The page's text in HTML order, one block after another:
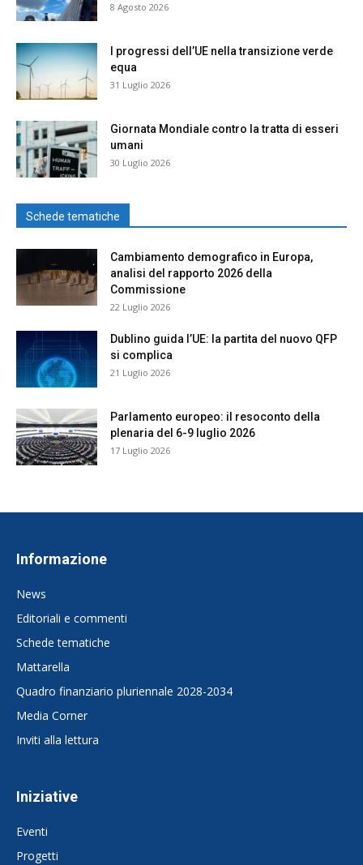
8 Agosto 2026
I progressi dell’UE nella transizione verde
equa
31 Luglio 2026
Giornata Mondiale contro la tratta di esseri
umani
30 Luglio 2026
Schede tematiche
Cambiamento demografico in Europa,
analisi del rapporto 2026 della
Commissione
22 Luglio 2026
Dublino guida l’UE: la partita del nuovo QFP
si complica
21 Luglio 2026
Parlamento europeo: il resoconto della
plenaria del 6-9 luglio 2026
17 Luglio 2026
Informazione
News
Editoriali e commenti
Schede tematiche
Mattarella
Quadro finanziario pluriennale 2028-2034
Media Corner
Inviti alla lettura
Iniziative
Eventi
Progetti